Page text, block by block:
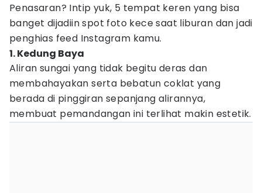
Penasaran? Intip yuk, 5 tempat keren yang bisa
banget dijadiin spot foto kece saat liburan dan jadi
penghias feed Instagram kamu.
1. Kedung Baya
Aliran sungai yang tidak begitu deras dan
membahayakan serta bebatun coklat yang
berada di pinggiran sepanjang alirannya,
membuat pemandangan ini terlihat makin estetik.